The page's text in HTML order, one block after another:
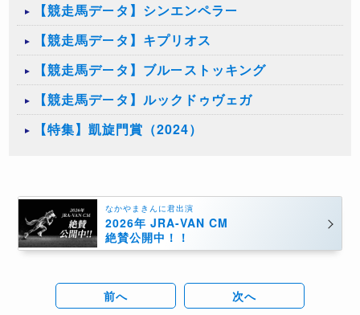
【競走馬データ】シンエンペラー
【競走馬データ】キプリオス
【競走馬データ】ブルーストッキング
【競走馬データ】ルックドゥヴェガ
【特集】凱旋門賞（2024）
なかやまきんに君出演
2026年 JRA-VAN CM
絶賛公開中！！
前へ 次へ